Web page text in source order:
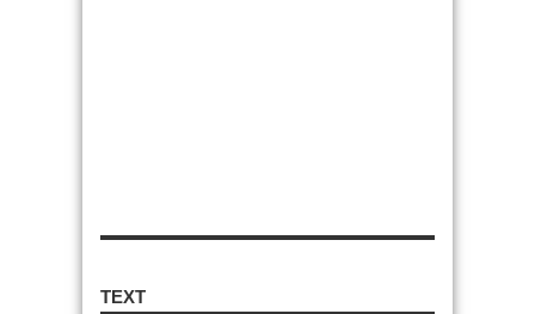
TEXT